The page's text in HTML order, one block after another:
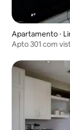
Apartamento ⋅
Apto 301 com